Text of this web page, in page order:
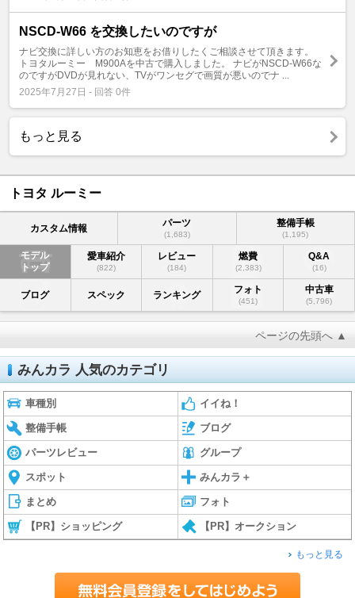
NSCD-W66 を交換したいのですが
ナビ交換に詳しい方のお知恵をお借りしたくご相談させて頂きます。
トヨタルーミー M900Aを中古で購入しました。 ナビがNSCD-W66な
のですがDVDが見れない、TVがワンセグで画質が悪いのでナ ...
2025年7月27日 - 回答 0件
もっと見る
トヨタ ルーミー
カスタム情報 パーツ
(1,683)
整備手帳
(1,195)
モデル
トップ
愛車紹介
(822)
レビュー
(184)
燃費
(2,383)
Q&A
(16)
ブログ スペック ランキング フォト
(451)
中古車
(5,796)
ページの先頭へ ▲
みんカラ 人気のカテゴリ
車種別 イイね！
整備手帳 ブログ
パーツレビュー グループ
スポット みんカラ＋
まとめ フォト
【PR】ショッピング 【PR】オークション
もっと見る